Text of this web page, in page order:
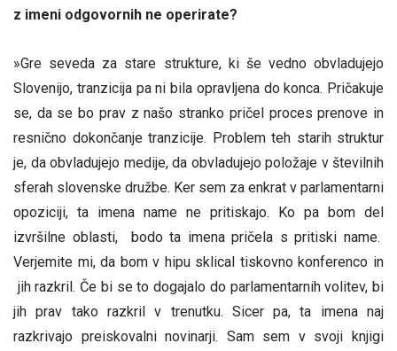
z imeni odgovornih ne operirate?
»Gre seveda za stare strukture, ki še vedno obvladujejo
Slovenijo, tranzicija pa ni bila opravljena do konca. Pričakuje
se, da se bo prav z našo stranko pričel proces prenove in
resnično dokončanje tranzicije. Problem teh starih struktur
je, da obvladujejo medije, da obvladujejo položaje v številnih
sferah slovenske družbe. Ker sem za enkrat v parlamentarni
opoziciji, ta imena name ne pritiskajo. Ko pa bom del
izvršilne oblasti, bodo ta imena pričela s pritiski name.
Verjemite mi, da bom v hipu sklical tiskovno konferenco in
jih razkril. Če bi se to dogajalo do parlamentarnih volitev, bi
jih prav tako razkril v trenutku. Sicer pa, ta imena naj
razkrivajo preiskovalni novinarji. Sam sem v svoji knjigi